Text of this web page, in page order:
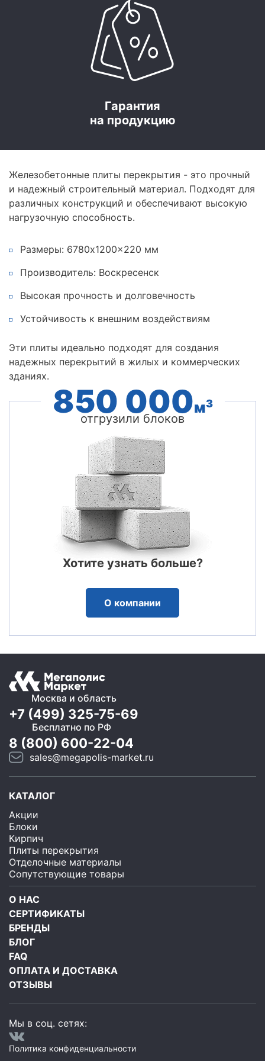
Гарантия
на продукцию
Железобетонные плиты перекрытия - это прочный
и надежный строительный материал. Подходят для
различных конструкций и обеспечивают высокую
нагрузочную способность.
Размеры: 6780x1200x220 мм
Производитель: Воскресенск
Высокая прочность и долговечность
Устойчивость к внешним воздействиям
Эти плиты идеально подходят для создания
надежных перекрытий в жилых и коммерческих
зданиях.
850 000м3
отгрузили блоков
Хотите узнать больше?
О компании
Москва и область
+7 (499) 325-75-69
Бесплатно по РФ
8 (800) 600-22-04
sales@megapolis-market.ru
КАТАЛОГ
Акции
Блоки
Кирпич
Плиты перекрытия
Отделочные материалы
Сопутствующие товары
О НАС
СЕРТИФИКАТЫ
БРЕНДЫ
БЛОГ
FAQ
ОПЛАТА И ДОСТАВКА
ОТЗЫВЫ
Мы в соц. сетях:
Политика конфиденциальности